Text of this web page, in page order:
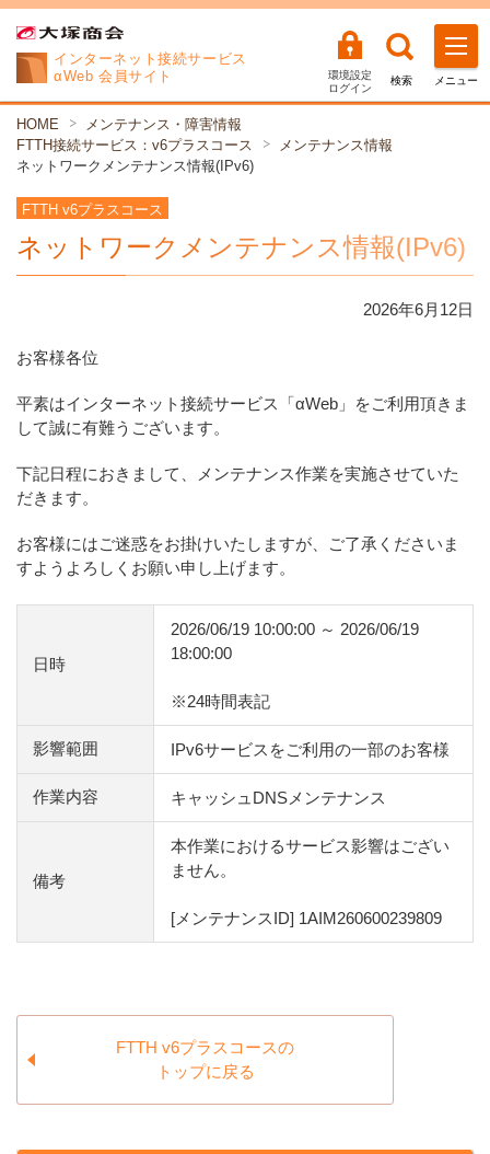
インターネット接続サービス
αWeb 会員サイト
環境設定
ログイン
検索 メニュー
HOME
メンテナンス・障害情報
FTTH接続サービス：v6プラスコース
メンテナンス情報
ネットワークメンテナンス情報(IPv6)
FTTH v6プラスコース
ネットワークメンテナンス情報(IPv6)
2026年6月 12日
お客様各位
平素はインターネット接続サービス「αWeb」をご利用頂きま
して誠に有難うございます。
下記日程におきまして、メンテナンス作業を実施させていた
だきます。
お客様にはご迷惑をお掛けいたしますが、ご了承くださいま
すようよろしくお願い申し上げます。
日時
2026/06/19 10:00:00 ～ 2026/06/19
18:00:00
※24時間表記
影響範囲 IPv6サービスをご利用の一部のお客様
作業内容 キャッシュDNSメンテナンス
備考
本作業におけるサービス影響はござい
ません。
[メンテナンスID] 1AIM260600239809
FTTH v6プラスコースの
トップに戻る